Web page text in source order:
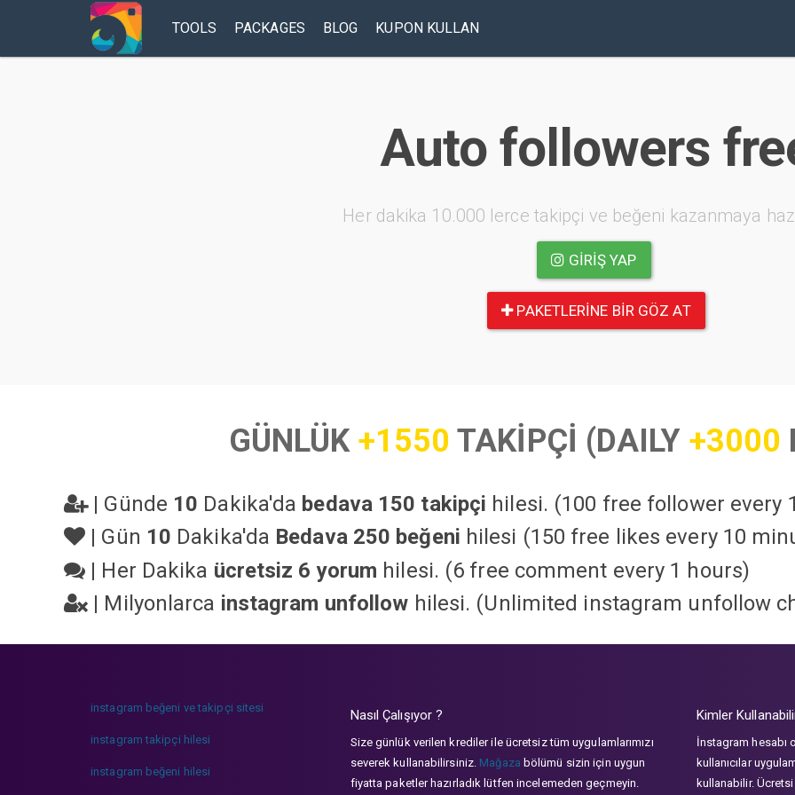
TOOLS PACKAGES BLOG KUPON KULLAN
Auto followers
Her dakika 10.000 lerce takipçi ve beğeni kazanmaya
GIRIŞ YAP
PAKETLERINE BIR GÖZ AT
GÜNLÜK +1550 TAKİPÇİ (DAILY +3000
| Günde 10 Dakika'da bedava 150 takipçi hilesi. (100 free follower every
| Gün 10 Dakika'da Bedava 250 beğeni hilesi (150 free likes every 10
| Her Dakika ücretsiz 6 yorum hilesi. (6 free comment every 1 hours)
| Milyonlarca instagram unfollow hilesi. (Unlimited instagram unfollow
instagram beğeni ve takipçi sitesi
instagram takipçi hilesi
instagram beğeni hilesi
Nasıl Çalışıyor ?
Size günlük verilen krediler ile ücretsiz tüm uygulamlarımızı
severek kullanabilirsiniz. Mağaza bölümü sizin için uygun
fiyatta paketler hazırladık lütfen incelemeden geçmeyin.
Kimler
İnstagram hesabı
kullanıcılar
kullanabilir.